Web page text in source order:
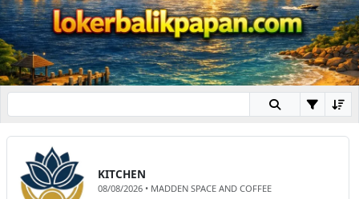
KITCHEN
08/08/2026 • MADDEN SPACE AND COFFEE